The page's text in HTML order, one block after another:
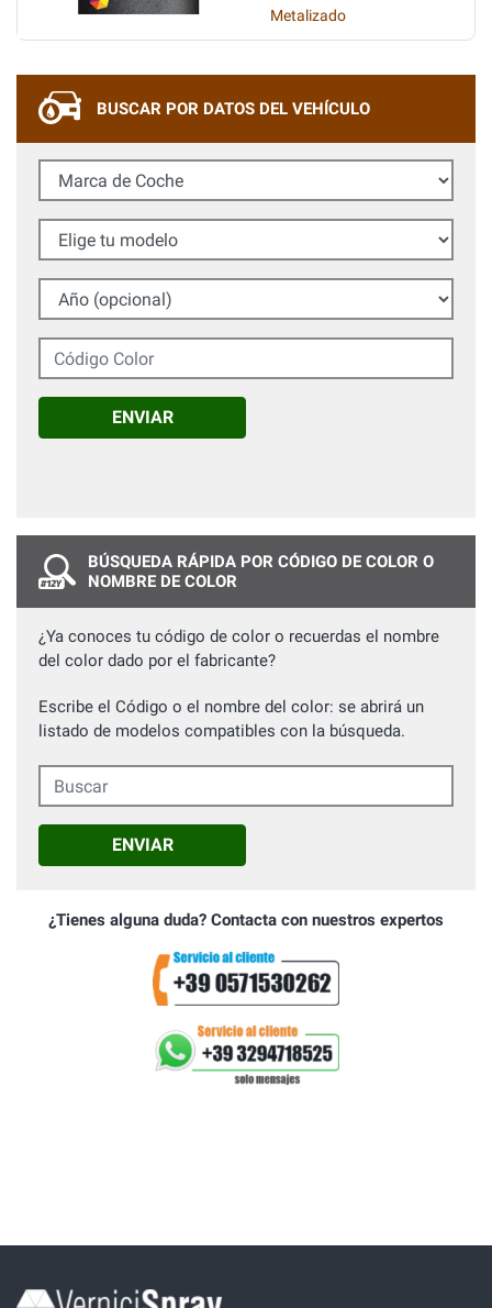
Metalizado
BUSCAR POR DATOS DEL VEHÍCULO
Marca de Coche
Elige tu modelo
Año (opcional)
Código Color
ENVIAR
BÚSQUEDA RÁPIDA POR CÓDIGO DE COLOR O
NOMBRE DE COLOR
¿Ya conoces tu código de color o recuerdas el nombre
del color dado por el fabricante?
Escribe el Código o el nombre del color: se abrirá un
listado de modelos compatibles con la búsqueda.
Buscar
ENVIAR
¿Tienes alguna duda? Contacta con nuestros expertos